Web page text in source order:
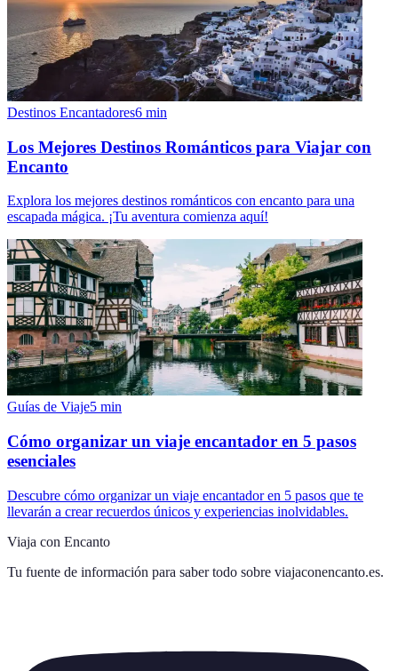
Destinos Encantadores6 min
Los Mejores Destinos Románticos para Viajar con
Encanto
Explora los mejores destinos románticos con encanto para una
escapada mágica. ¡Tu aventura comienza aquí!
Guías de Viaje5 min
Cómo organizar un viaje encantador en 5 pasos
esenciales
Descubre cómo organizar un viaje encantador en 5 pasos que te
llevarán a crear recuerdos únicos y experiencias inolvidables.
Viaja con Encanto
Tu fuente de información para saber todo sobre viajaconencanto.es.